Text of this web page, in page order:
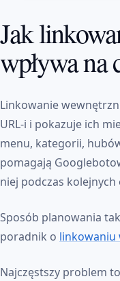
Jak
wpływa na
Linkowanie
URL-i i pokazuje ich
menu, kategorii,
pomagają
niej podczas kolejnych
Sposób planowania
poradnik o linkowaniu
Najczęstszy problem